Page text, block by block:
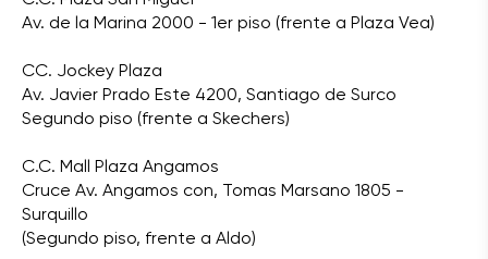
Av. de la Marina 2000 - 1er piso (frente a Plaza Vea)
CC. Jockey Plaza
Av. Javier Prado Este 4200, Santiago de Surco
Segundo piso (frente a Skechers)
C.C. Mall Plaza Angamos
Cruce Av. Angamos con, Tomas Marsano 1805 -
Surquillo
(Segundo piso, frente a Aldo)